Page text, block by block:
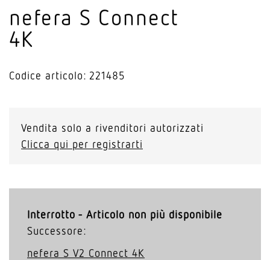
nefera S Connect
4K
Codice articolo: 221485
Vendita solo a rivenditori autorizzati
Clicca qui per registrarti
Interrotto - Articolo non più disponibile
Successore:
nefera S V2 Connect 4K